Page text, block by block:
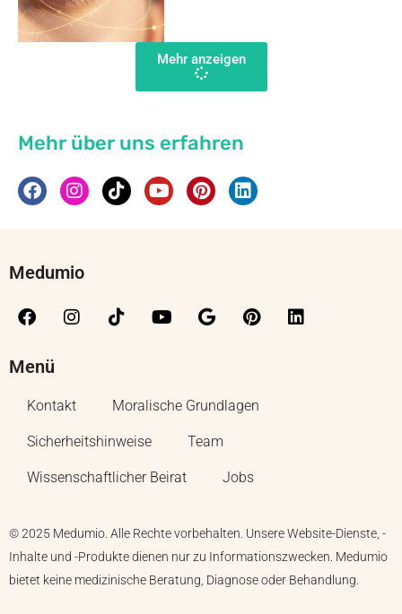
Mehr anzeigen
Mehr über uns erfahren
Medumio
Menü
Kontakt Moralische Grundlagen
Sicherheitshinweise Team
Wissenschaftlicher Beirat Jobs
© 2025 Medumio. Alle Rechte vorbehalten. Unsere Website-Dienste, -
Inhalte und -Produkte dienen nur zu Informationszwecken. Medumio
bietet keine medizinische Beratung, Diagnose oder Behandlung.